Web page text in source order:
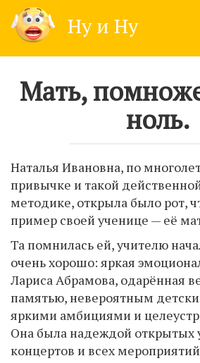
content
Ну и Ну
Мать,
ноль.
Наталья Ивановна, по
привычке и такой
методике, открыла было рот,
пример своей ученице — её
Та помнилась ей, учителю
очень хорошо: яркая
Лариса Абрамова, одарённая
памятью, невероятным
яркими амбициями и
Она была надеждой открытых
концертов и всех